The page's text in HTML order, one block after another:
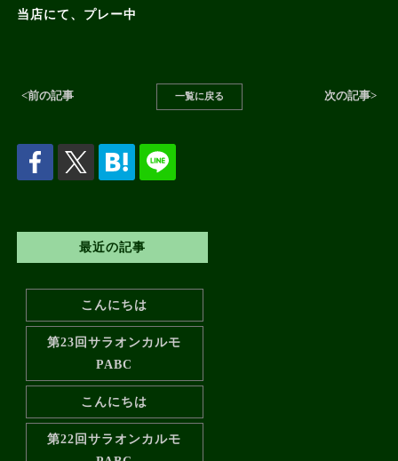
当店にて、プレー中
<前の記事 一覧に戻る 次の記事>
最近の記事
こんにちは
第23回サラオンカルモ
PABC
こんにちは
第22回サラオンカルモ